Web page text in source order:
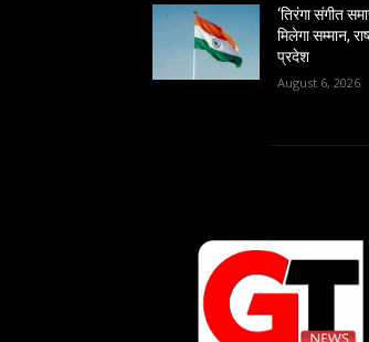
‘तिरंगा संगीत
मिलेगा सम्मान,
प्रदेश
August 6, 2026